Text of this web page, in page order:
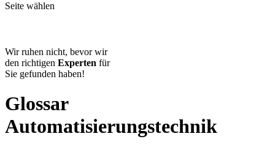
Seite wählen
Wir ruhen nicht, bevor wir
den richtigen Experten für
Sie gefunden haben!
Glossar
Automatisierungstechnik